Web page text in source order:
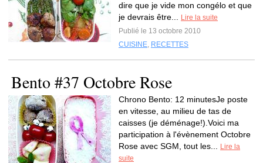
dire que je vide mon congélo et que
je devrais être...
Lire la suite
Publié le 13 octobre 2010
CUISINE, RECETTES
Bento #37 Octobre Rose
Chrono Bento: 12 minutesJe poste
en vitesse, au milieu de tas de
caisses (je déménage!).Voici ma
participation à l'évènement Octobre
Rose avec SGM, tout les...
Lire la
suite